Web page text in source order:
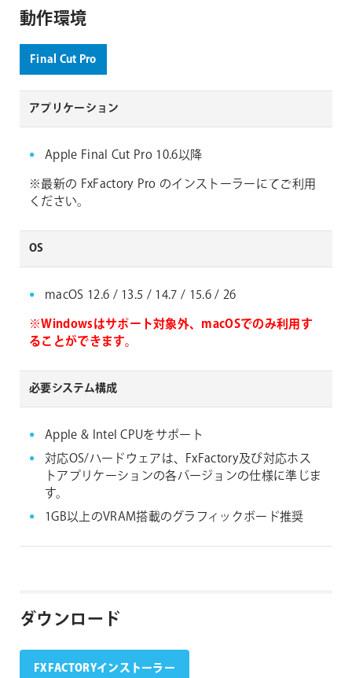
動作環境
Final Cut Pro
アプリケーション
Apple Final Cut Pro 10.6以降
※最新の FxFactory Pro のインストーラーにてご利用
ください。
OS
macOS 12.6 / 13.5 / 14.7 / 15.6 / 26
※Windowsはサポート対象外、macOSでのみ利用す
ることができます。
必要システム構成
Apple & Intel CPUをサポート
対応OS/ハードウェアは、FxFactory及び対応ホス
トアプリケーションの各バージョンの仕様に準じま
す。
1GB以上のVRAM搭載のグラフィックボード推奨
ダウンロード
FXFACTORYインストーラー